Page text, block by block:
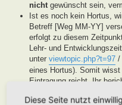
nichtgewünscht sein,
Ist es noch kein Hortus,
Betreff [Weg MM-YY]
erfolgt zu diesem
Lehr- und
unter viewtopic.php?t=97 /
eines Hortus). Somit
Eintragung reicht, Ihr
der Entwicklung Eures
Diese Seite nutzt